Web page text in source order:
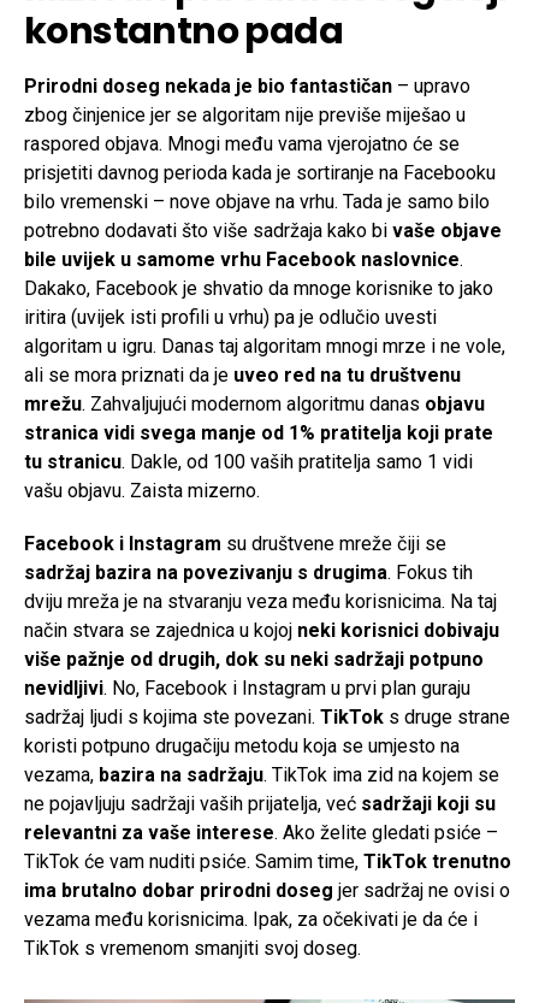
konstantno pada
Prirodni doseg nekada je bio fantastičan – upravo
zbog činjenice jer se algoritam nije previše miješao u
raspored objava. Mnogi među vama vjerojatno će se
prisjetiti davnog perioda kada je sortiranje na Facebooku
bilo vremenski – nove objave na vrhu. Tada je samo bilo
potrebno dodavati što više sadržaja kako bi vaše objave
bile uvijek u samome vrhu Facebook naslovnice.
Dakako, Facebook je shvatio da mnoge korisnike to jako
iritira (uvijek isti profili u vrhu) pa je odlučio uvesti
algoritam u igru. Danas taj algoritam mnogi mrze i ne vole,
ali se mora priznati da je uveo red na tu društvenu
mrežu. Zahvaljujući modernom algoritmu danas objavu
stranica vidi svega manje od 1% pratitelja koji prate
tu stranicu. Dakle, od 100 vaših pratitelja samo 1 vidi
vašu objavu. Zaista mizerno.
Facebook i Instagram su društvene mreže čiji se
sadržaj bazira na povezivanju s drugima. Fokus tih
dviju mreža je na stvaranju veza među korisnicima. Na taj
način stvara se zajednica u kojoj neki korisnici dobivaju
više pažnje od drugih, dok su neki sadržaji potpuno
nevidljivi. No, Facebook i Instagram u prvi plan guraju
sadržaj ljudi s kojima ste povezani. TikTok s druge strane
koristi potpuno drugačiju metodu koja se umjesto na
vezama, bazira na sadržaju. TikTok ima zid na kojem se
ne pojavljuju sadržaji vaših prijatelja, već sadržaji koji su
relevantni za vaše interese. Ako želite gledati psiće –
TikTok će vam nuditi psiće. Samim time, TikTok trenutno
ima brutalno dobar prirodni doseg jer sadržaj ne ovisi o
vezama među korisnicima. Ipak, za očekivati je da će i
TikTok s vremenom smanjiti svoj doseg.